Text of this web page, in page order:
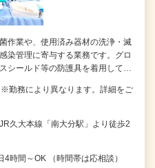
作業や、使用済み器材の洗浄・滅
染管理に寄与する業務です。グロ
シールド等の防護具を着用して…
務により異なります。詳細をご
久大本線「南大分駅」より徒歩2
時間～OK （時間帯は応相談）